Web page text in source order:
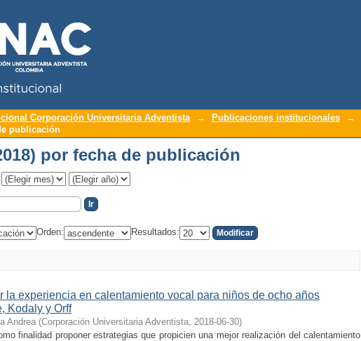
por fecha de publicación
Corporación Universitaria Adventista → Publicaciones institucionales →
publicación
por fecha de publicación
Orden: Resultados:
la experiencia en calentamiento vocal para niños de ocho años
Kodaly y Orff
Andrea (Corporación Universitaria Adventista, 2018-06-30)
finalidad proponer estrategias que propicien una mejor realización del calentamiento